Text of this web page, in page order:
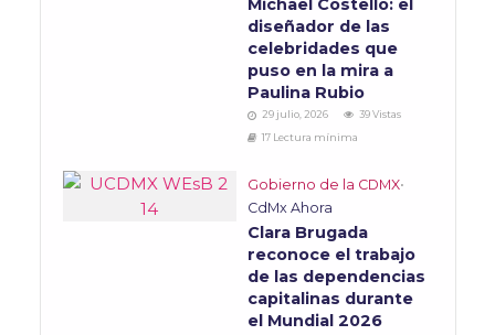
Michael Costello: el
diseñador de las
celebridades que
puso en la mira a
Paulina Rubio
29 julio, 2026
39 Vistas
17 Lectura mínima
Gobierno de la CDMX•
CdMx Ahora
Clara Brugada
reconoce el trabajo
de las dependencias
capitalinas durante
el Mundial 2026